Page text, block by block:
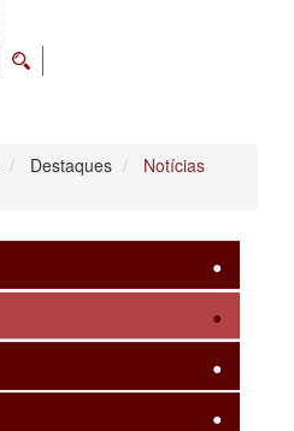
Destaques
Notícias